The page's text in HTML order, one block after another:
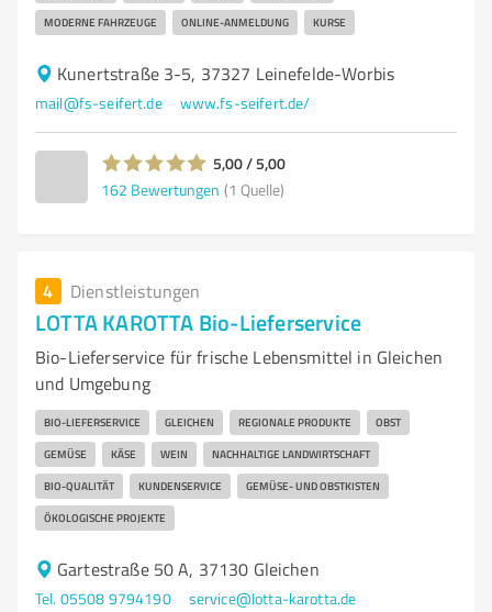
MODERNE FAHRZEUGE ONLINE-ANMELDUNG KURSE
Kunertstraße 3-5, 37327 Leinefelde-Worbis
mail@fs-seifert.de www.fs-seifert.de/
5,00 / 5,00
162 Bewertungen (1 Quelle)
4 Dienstleistungen
LOTTA KAROTTA Bio-Lieferservice
Bio-Lieferservice für frische Lebensmittel in Gleichen
und Umgebung
BIO-LIEFERSERVICE GLEICHEN REGIONALE PRODUKTE OBST
GEMÜSE KÄSE WEIN NACHHALTIGE LANDWIRTSCHAFT
BIO-QUALITÄT KUNDENSERVICE GEMÜSE- UND OBSTKISTEN
ÖKOLOGISCHE PROJEKTE
Gartestraße 50 A, 37130 Gleichen
Tel. 05508 9794190
service@lotta-karotta.de